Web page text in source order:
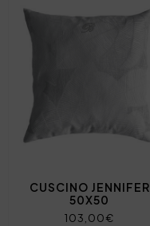
CUSCINO JENNIFER
50X50
103,00€